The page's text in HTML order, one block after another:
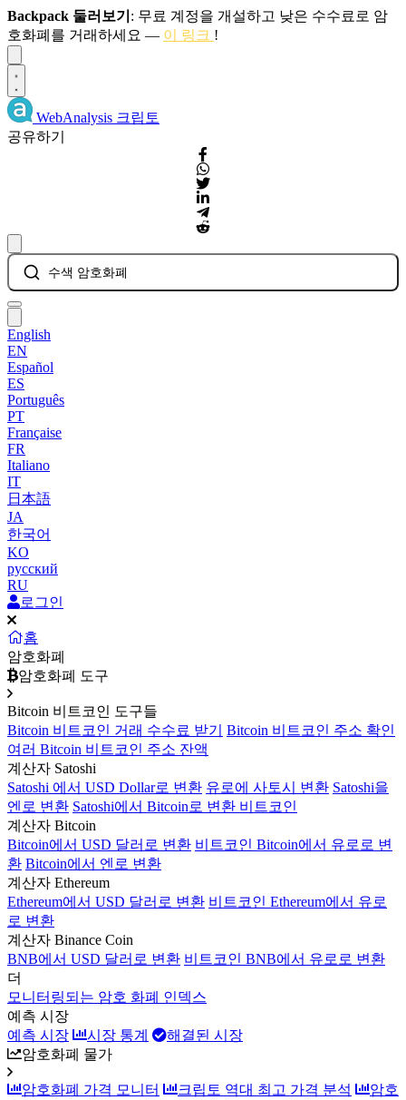
Backpack 둘러보기 : 무료 계정을 개설하고 낮은 수수료로 암
호화폐를 거래하세요 — 이 링크 !
WebAnalysis 크립토
공유하기
수색 암호화폐
English
EN
Español
ES
Português
PT
Française
FR
Italiano
IT
日本語
JA
한국어
KO
русский
RU
로그인
홈
암호화폐
암호화폐 도구
Bitcoin 비트코인 도구들
Bitcoin 비트코인 거래 수수료 받기
Bitcoin 비트코인 주소 확인
여러 Bitcoin 비트코인 주소 잔액
계산자 Satoshi
Satoshi 에서 USD Dollar로 변환 유로에 사토시 변환 Satoshi을
엔로 변환 Satoshi에서 Bitcoin로 변환 비트코인
계산자 Bitcoin
Bitcoin에서 USD 달러로 변환 비트코인 Bitcoin에서 유로로 변
환 Bitcoin에서 엔로 변환
계산자 Ethereum
Ethereum에서 USD 달러로 변환 비트코인 Ethereum에서 유로
로 변환
계산자 Binance Coin
BNB에서 USD 달러로 변환 비트코인 BNB에서 유로로 변환
더
모니터링되는 암호 화폐 인덱스
예측 시장
예측 시장
시장 통계
해결된 시장
암호화폐 물가
암호화폐 가격 모니터 크립토 역대 최고 가격 분석
암호